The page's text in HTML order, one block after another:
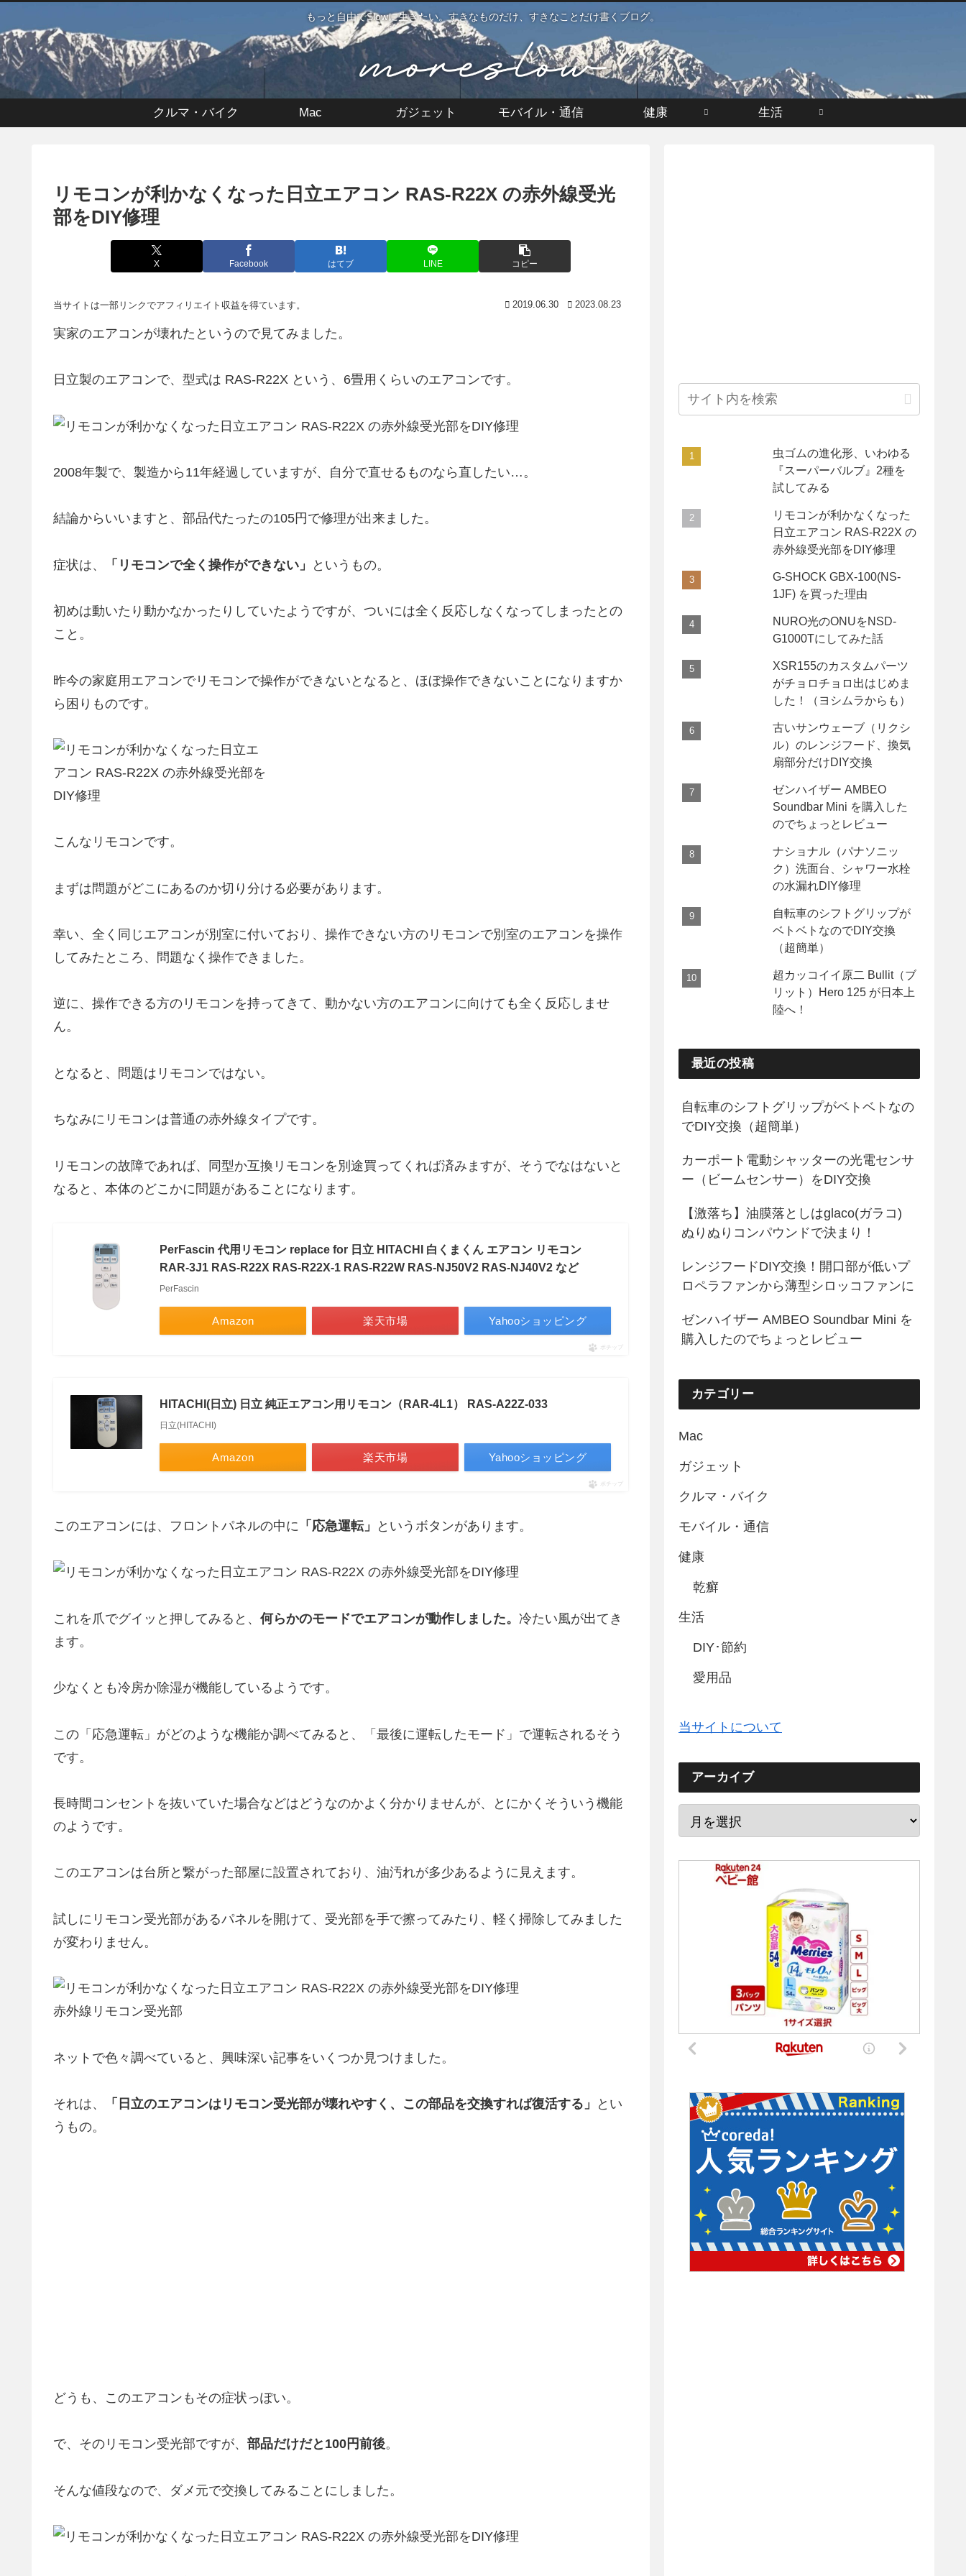
もっと自由でSlowに生きたい。すきなものだけ、すきなことだけ書くブログ。
クルマ・バイク Mac ガジェット モバイル・通信 健康 生活
リモコンが利かなくなった日立エアコン RAS-R22X の赤外線受光
部をDIY修理
X Facebook はてブ LINE コピー
2019.06.30 2023.08.23
実家のエアコンが壊れたというので見てみました。
日立製のエアコンで、型式は RAS-R22X という、6畳用くらいのエアコンです。
2008年製で、製造から11年経過していますが、自分で直せるものなら直したい…。
結論からいいますと、部品代たったの105円で修理が出来ました。
症状は、 「リモコンで全く操作ができない」 というもの。
初めは動いたり動かなかったりしていたようですが、ついには全く反応しなくなってしまったとの
こと。
昨今の家庭用エアコンでリモコンで操作ができないとなると、ほぼ操作できないことになりますか
ら困りものです。
こんなリモコンです。
まずは問題がどこにあるのか切り分ける必要があります。
幸い、全く同じエアコンが別室に付いており、操作できない方のリモコンで別室のエアコンを操作
してみたところ、問題なく操作できました。
逆に、操作できる方のリモコンを持ってきて、動かない方のエアコンに向けても全く反応しませ
ん。
となると、問題はリモコンではない。
ちなみにリモコンは普通の赤外線タイプです。
リモコンの故障であれば、同型か互換リモコンを別途買ってくれば済みますが、そうでなはないと
なると、本体のどこかに問題があることになります。
PerFascin 代用リモコン replace for 日立 HITACHI 白くまくん エアコン リモコン
RAR-3J1 RAS-R22X RAS-R22X-1 RAS-R22W RAS-NJ50V2 RAS-NJ40V2 など
PerFascin
Amazon 楽天市場 Yahooショッピング
ポチップ
HITACHI(日立) 日立 純正エアコン用リモコン（RAR-4L1） RAS-A22Z-033
日立(HITACHI)
Amazon 楽天市場 Yahooショッピング
ポチップ
このエアコンには、フロントパネルの中に 「応急運転」 というボタンがあります。
これを爪でグイッと押してみると、 何らかのモードでエアコンが動作しました。 冷たい風が出てき
ます。
少なくとも冷房か除湿が機能しているようです。
この「応急運転」がどのような機能か調べてみると、「最後に運転したモード」で運転されるそう
です。
長時間コンセントを抜いていた場合などはどうなのかよく分かりませんが、とにかくそういう機能
のようです。
このエアコンは台所と繋がった部屋に設置されており、油汚れが多少あるように見えます。
試しにリモコン受光部があるパネルを開けて、受光部を手で擦ってみたり、軽く掃除してみました
が変わりません。
赤外線リモコン受光部
ネットで色々調べていると、興味深い記事をいくつか見つけました。
それは、 「日立のエアコンはリモコン受光部が壊れやすく、この部品を交換すれば復活する」
とい
うもの。
どうも、このエアコンもその症状っぽい。
で、そのリモコン受光部ですが、 部品だけだと100円前後。
そんな値段なので、ダメ元で交換してみることにしました。
虫ゴムの進化形、いわゆる
『スーパーバルブ』2種を
試してみる
リモコンが利かなくなった
日立エアコン RAS-R22X の
赤外線受光部をDIY修理
G-SHOCK GBX-100(NS-
1JF) を買った理由
NURO光のONUをNSD-
G1000Tにしてみた話
XSR155のカスタムパーツ
がチョロチョロ出はじめま
した！（ヨシムラからも）
古いサンウェーブ（リクシ
ル）のレンジフード、換気
扇部分だけDIY交換
ゼンハイザー AMBEO
Soundbar Mini を購入した
のでちょっとレビュー
ナショナル（パナソニッ
ク）洗面台、シャワー水栓
の水漏れDIY修理
自転車のシフトグリップが
ベトベトなのでDIY交換
（超簡単）
超カッコイイ原二 Bullit（ブ
リット）Hero 125 が日本上
陸へ！
最近の投稿
自転車のシフトグリップがベトベトなの
でDIY交換（超簡単）
カーポート電動シャッターの光電センサ
ー（ビームセンサー）をDIY交換
【激落ち】油膜落としはglaco(ガラコ)
ぬりぬりコンパウンドで決まり！
レンジフードDIY交換！開口部が低いプ
ロペラファンから薄型シロッコファンに
ゼンハイザー AMBEO Soundbar Mini を
購入したのでちょっとレビュー
カテゴリー
Mac
ガジェット
クルマ・バイク
モバイル・通信
健康
乾癬
生活
DIY･節約
愛用品
当サイトについて
アーカイブ